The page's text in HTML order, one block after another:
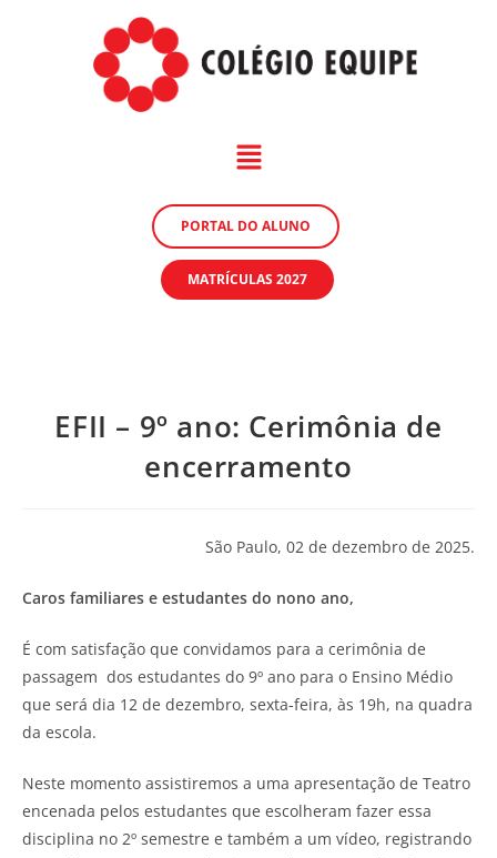
PORTAL DO ALUNO
MATRÍCULAS 2027
EFII – 9º ano: Cerimônia de
encerramento
São Paulo, 02 de dezembro de 2025.
Caros familiares e estudantes do nono ano,
É com satisfação que convidamos para a cerimônia de
passagem dos estudantes do 9º ano para o Ensino Médio
que será dia 12 de dezembro, sexta-feira, às 19h, na quadra
da escola.
Neste momento assistiremos a uma apresentação de Teatro
encenada pelos estudantes que escolheram fazer essa
disciplina no 2º semestre e também a um vídeo, registrando